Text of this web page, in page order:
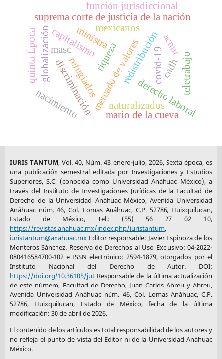
mercado de valoresredistribución
riqueza
capitalismo
globalización ministra
suprema corte de justicia de la nación
derecho laboral
mario de la cueva
función jurisdiccional
masc covid-19cndh
discriminación
mexicanos
naturalizados
nacimiento
acnur
refugiados teletrabajo
quinta Época
IURIS TANTUM, Vol. 40, Núm. 43, enero-julio, 2026, Sexta época, es
una publicación semestral editada por Investigaciones y Estudios
Superiores, S.C. (conocida como Universidad Anáhuac México), a
través del Instituto de Investigaciones Jurídicas de la Facultad de
Derecho de la Universidad Anáhuac México, Avenida Universidad
Anáhuac núm. 46, Col. Lomas Anáhuac, C.P. 52786, Huixquilucan,
Estado de México, Tel.: (55) 56 27 02 10,
https://revistas.anahuac.mx/index.php/iuristantum,
iuristantum@anahuac.mxEditor responsable: Javier Espinoza de los
Monteros Sánchez. Reserva de Derechos al Uso Exclusivo: 04-2022-
080416584700-102 e ISSN electrónico: 2594-1879, otorgados por el
Instituto Nacional del Derecho de Autor. DOI:
https://doi.org/10.36105/jutResponsable de la última actualización
de este número, Facultad de Derecho, Juan Carlos Abreu y Abreu,
Avenida Universidad Anáhuac núm. 46, Col. Lomas Anáhuac, C.P.
52786, Huixquilucan, Estado de México, fecha de la última
modificación: 30 de abril de 2026.
El contenido de los artículos es total responsabilidad de los autores y
no refleja el punto de vista del Editor ni de la Universidad Anáhuac
México.